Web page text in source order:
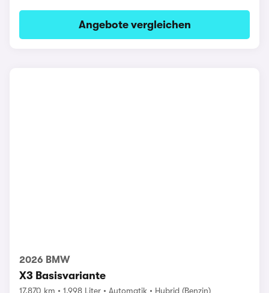
Angebote vergleichen
2026 BMW
X3 Basisvariante
17.870 km 1.998 Liter Automatik Hybrid (Benzin)